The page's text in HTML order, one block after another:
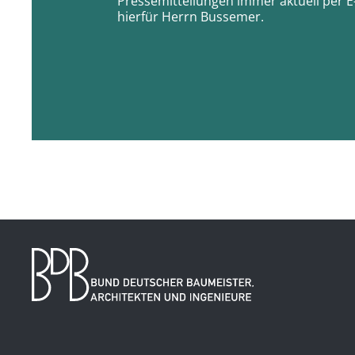
hierfür Herrn Bussemer.